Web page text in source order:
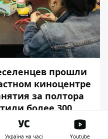
прошли
киноцентре
за полтора
более 300
Україна на часі Youtube